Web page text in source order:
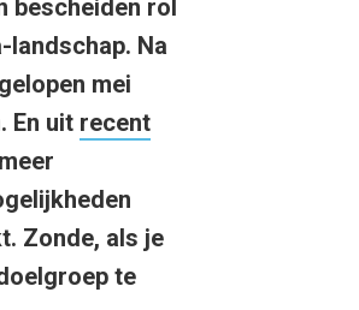
bescheiden rol
landschap. Na
mei
En uit recent
Zonde, als je
te